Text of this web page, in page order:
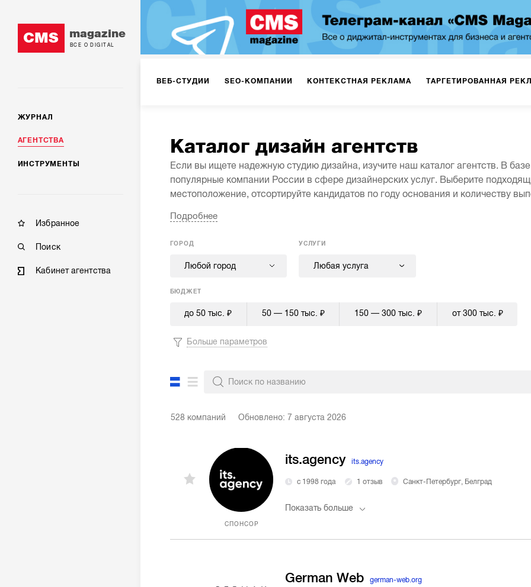
CMS magazine
ВСЕ О DIGITAL
ЖУРНАЛ
АГЕНТСТВА
ИНСТРУМЕНТЫ
Избранное
Поиск
Кабинет агентства
ВЕБ-СТУДИИ SEO-КОМПАНИИ КОНТЕКСТНАЯ РЕКЛАМА ТАРГЕТИРОВАННАЯ
РЕКЛАМА НА ИНТЕРНЕТ-ПЛОЩАДКАХ РАБОТА С МАРКЕТПЛЕЙСАМИ
КОНСАЛТИНГ
Каталог дизайн агентств
Если вы ищете надежную студию дизайна, изучите наш каталог агентств. В
популярные компании России в сфере дизайнерских услуг. Выберите
местоположение, отсортируйте кандидатов по году основания и количеству
подходящих исполнителей, обсудите с ними проект и получите предложения с
Подробнее
ГОРОД
Любой город
УСЛУГИ
Любая услуга
БЮДЖЕТ
до 50 тыс. ₽ 50 — 150 тыс. ₽ 150 — 300 тыс. ₽ от 300 тыс. ₽
Больше параметров
528 компаний Обновлено: 7 августа 2026
СПОНСОР
its.agency its.agency
с 1998 года 1 отзыв Санкт-Петербург, Белград
Показать больше
German Web german-web.org